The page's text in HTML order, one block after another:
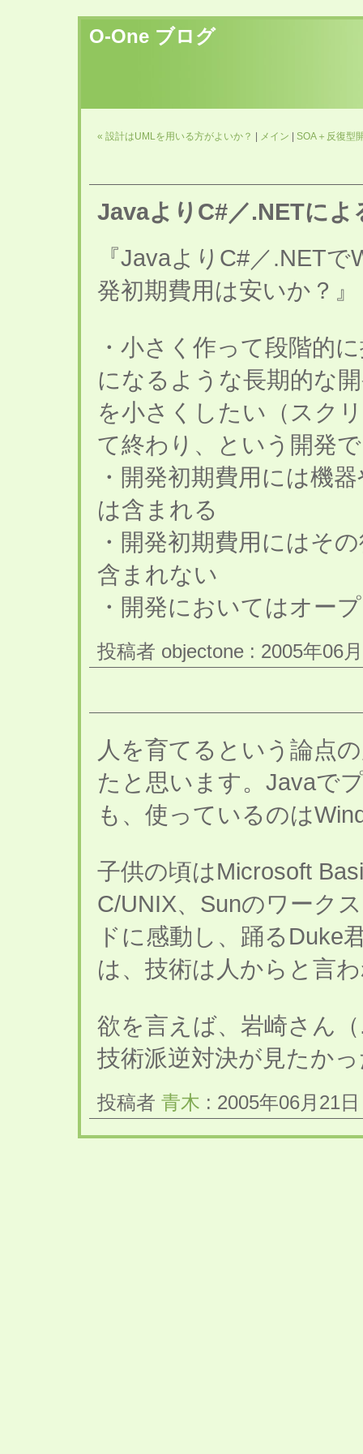
O-One ブログ
« 設計はUMLを用いる方がよいか？ メイン SOA＋反復型
JavaよりC#／.NETに
『JavaよりC#／.NET
発初期費用は安いか？』
・小さく作って段階的
になるような長期的な
を小さくしたい（スク
て終わり、という開発
・開発初期費用には機
は含まれる
・開発初期費用にはそ
含まれない
・開発においてはオー
投稿者 objectone : 2005年06
人を育てるという論点
たと思います。Javaで
も、使っているのは
子供の頃はMicrosoft
C/UNIX、Sunのワーク
ドに感動し、踊るDuke
は、技術は人からと言
欲を言えば、岩崎さん
技術派逆対決が見たか
投稿者 青木 : 2005年06月21